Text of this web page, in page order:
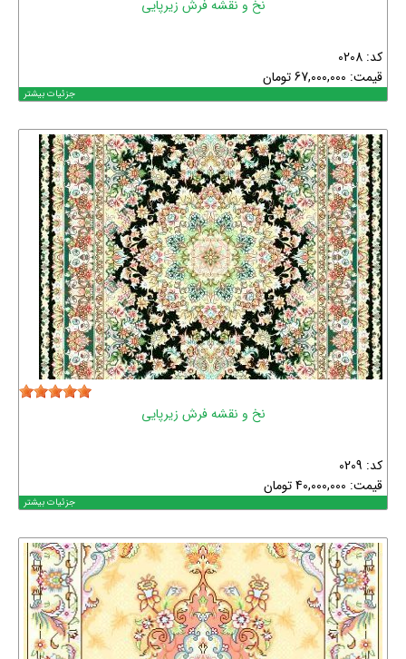
نخ و نقشه فرش زیرپایی
کد: 0208
قیمت: 67,000,000تومان
جزئیات بیشتر
نخ و نقشه فرش زیرپایی
کد: 0209
قیمت: 40,000,000تومان
جزئیات بیشتر